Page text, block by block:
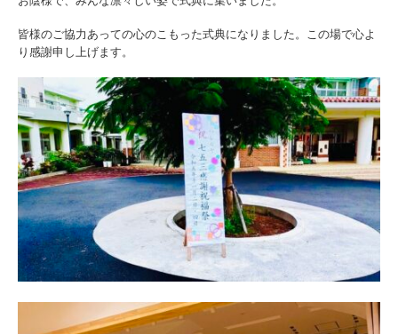
皆様のご協力あっての心のこもった式典になりました。この場で心よ
り感謝申し上げます。